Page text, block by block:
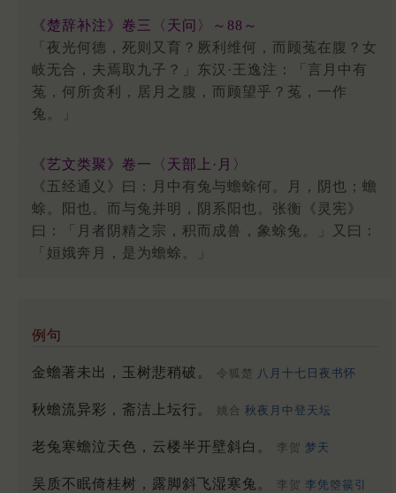
《楚辞补注》卷三〈天问〉～88～
「夜光何德，死则又育？厥利维何，而顾菟在腹？女
岐无合，夫焉取九子？」东汉·王逸注：「言月中有
菟，何所贪利，居月之腹，而顾望乎？菟，一作
兔。」
《艺文类聚》卷一〈天部上·月〉
《五经通义》曰：月中有兔与蟾蜍何。月，阴也；蟾
蜍。阳也。而与兔并明，阴系阳也。张衡《灵宪》
曰：「月者阴精之宗，积而成兽，象蜍兔。」又曰：
「姮娥奔月，是为蟾蜍。」
例句
金蟾著未出，玉树悲稍破。 令狐楚 八月十七日夜书怀
秋蟾流异彩，斋洁上坛行。 姚合 秋夜月中登天坛
老兔寒蟾泣天色，云楼半开壁斜白。 李贺 梦天
吴质不眠倚桂树，露脚斜飞湿寒兔。 李贺 李凭箜篌引